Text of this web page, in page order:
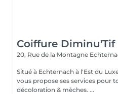
Coiffure Diminu'Tif
20, Rue de la Montagne
Situé à Echternach à l'Est du
vous propose ses services pour
décoloration & mèches. ...